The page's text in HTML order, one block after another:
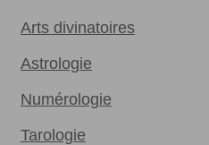
Arts divinatoires
Astrologie
Numérologie
Tarologie